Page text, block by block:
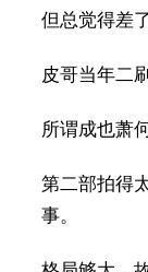
但总觉得差
皮哥当年二
所谓成也萧
第二部拍得
事。